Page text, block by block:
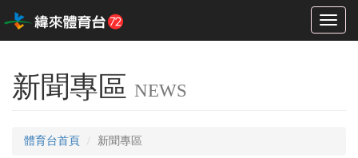
Toggle
新聞專區 NEWS
體育台首頁 新聞專區